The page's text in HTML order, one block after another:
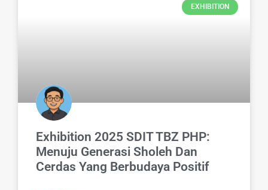
EXHIBITION
Exhibition 2025 SDIT TBZ PHP:
Menuju Generasi Sholeh Dan
Cerdas Yang Berbudaya Positif